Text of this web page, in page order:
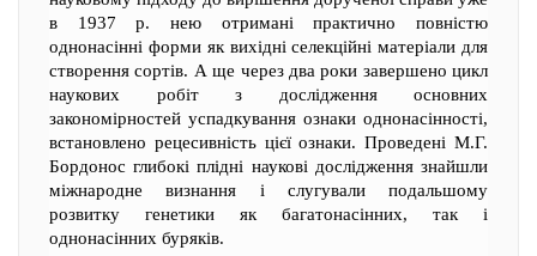
в 1937 р. нею отримані практично повністю
однонасінні форми як вихідні селекційні матеріали для
створення сортів. А ще через два роки завершено цикл
наукових робіт з дослідження основних
закономірностей успадкування ознаки однонасінності,
встановлено рецесивність цієї ознаки. Проведені М.Г.
Бордонос глибокі плідні наукові дослідження знайшли
міжнародне визнання і слугували подальшому
розвитку генетики як багатонасінних, так і
однонасінних буряків.